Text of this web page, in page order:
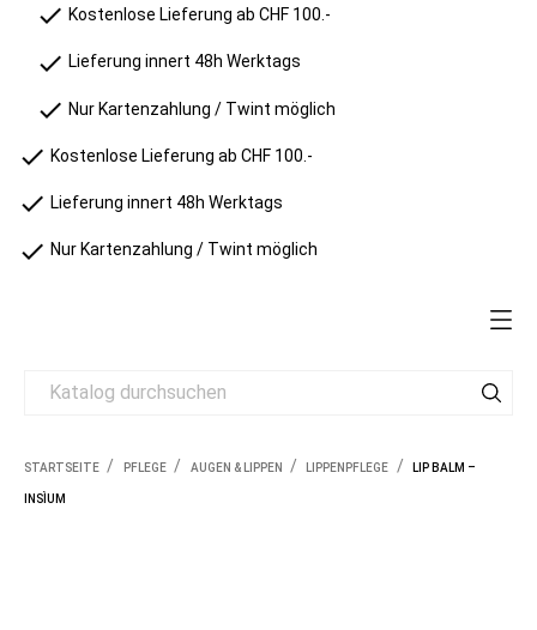
check Kostenlose Lieferung ab CHF 100.-
check Lieferung innert 48h Werktags
check Nur Kartenzahlung / Twint möglich
check Kostenlose Lieferung ab CHF 100.-
check Lieferung innert 48h Werktags
check Nur Kartenzahlung / Twint möglich
STARTSEITE PFLEGE AUGEN & LIPPEN LIPPENPFLEGE LIP BALM –
INSÌUM